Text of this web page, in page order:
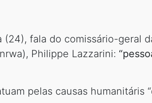
fala do comissário-geral
Philippe Lazzarini:
pelas causas humanitáris